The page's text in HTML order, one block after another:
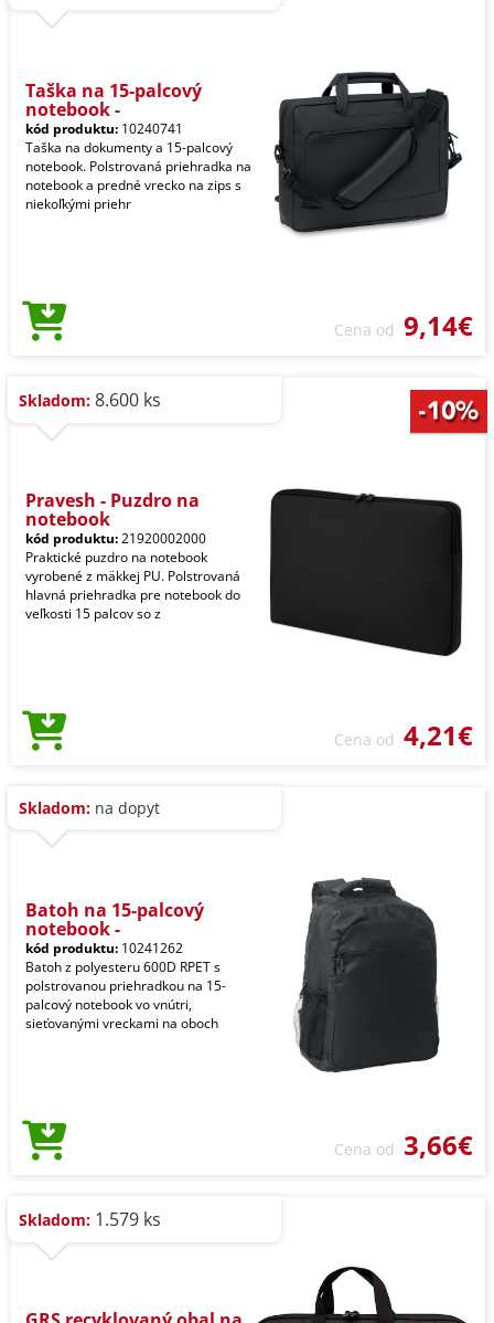
Taška na 15-palcový
notebook -
kód produktu: 10240741
Taška na dokumenty a 15-palcový
notebook. Polstrovaná priehradka na
notebook a predné vrecko na zips s
niekoľkými priehr
Cena od 9,14€
Skladom: 8.600 ks
Pravesh - Puzdro na
notebook
kód produktu:21920002000
Praktické puzdro na notebook
vyrobené z mäkkej PU. Polstrovaná
hlavná priehradka pre notebook do
veľkosti 15 palcov so z
Cena od 4,21€
Skladom: na dopyt
Batoh na 15-palcový
notebook -
kód produktu: 10241262
Batoh z polyesteru 600D RPET s
polstrovanou priehradkou na 15-
palcový notebook vo vnútri,
sieťovanými vreckami na oboch
Cena od 3,66€
Skladom: 1.579 ks